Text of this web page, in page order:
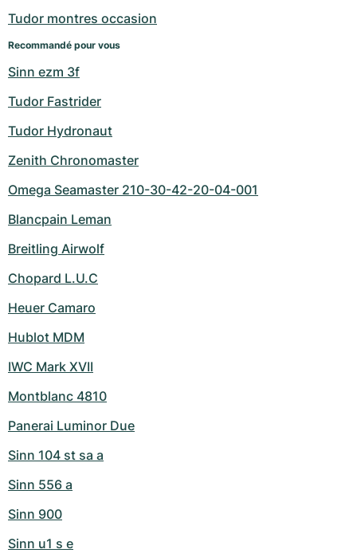
Tudor montres occasion
Recommandé pour vous
Sinn ezm 3f
Tudor Fastrider
Tudor Hydronaut
Zenith Chronomaster
Omega Seamaster 210-30-42-20-04-001
Blancpain Leman
Breitling Airwolf
Chopard L.U.C
Heuer Camaro
Hublot MDM
IWC Mark XVII
Montblanc 4810
Panerai Luminor Due
Sinn 104 st sa a
Sinn 556 a
Sinn 900
Sinn u1 s e